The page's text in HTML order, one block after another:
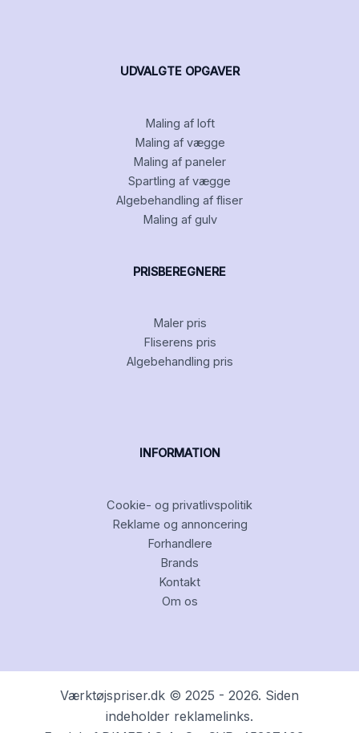
UDVALGTE OPGAVER
Maling af loft
Maling af vægge
Maling af paneler
Spartling af vægge
Algebehandling af fliser
Maling af gulv
PRISBEREGNERE
Maler pris
Fliserens pris
Algebehandling pris
INFORMATION
Cookie- og privatlivspolitik
Reklame og annoncering
Forhandlere
Brands
Kontakt
Om os
Værktøjspriser.dk © 2025 - 2026. Siden
indeholder reklamelinks.